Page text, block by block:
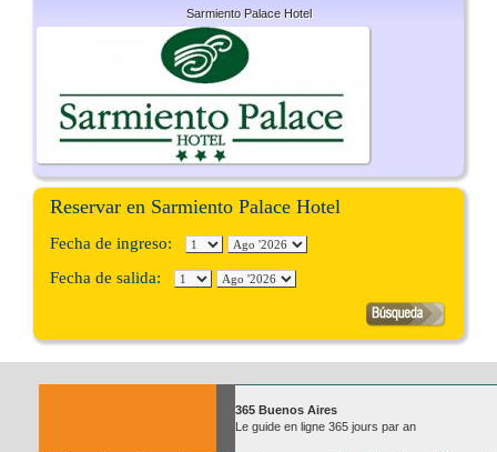
Sarmiento Palace Hotel
Reservar en Sarmiento Palace Hotel
Fecha de ingreso:
Fecha de salida:
365 Buenos Aires
Le guide en ligne 365 jours par an